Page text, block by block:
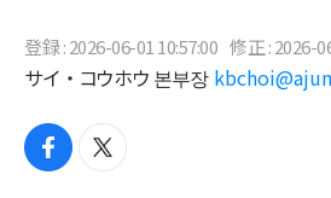
登録 : 2026-06-01 10:57:00 修正 : 2026-
サイ・コウホウ 본부장
f
t